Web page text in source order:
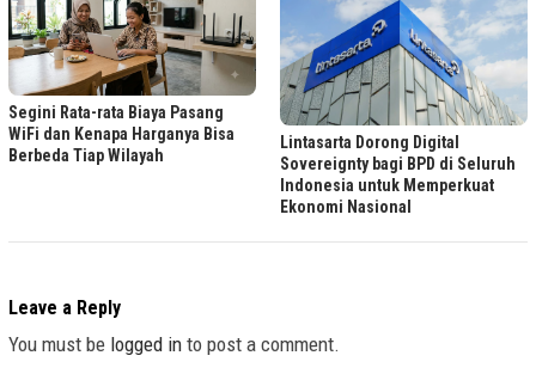
Segini Rata-rata Biaya Pasang
WiFi dan Kenapa Harganya Bisa
Berbeda Tiap Wilayah
Lintasarta Dorong Digital
Sovereignty bagi BPD di Seluruh
Indonesia untuk Memperkuat
Ekonomi Nasional
Leave a Reply
You must be logged in to post a comment.